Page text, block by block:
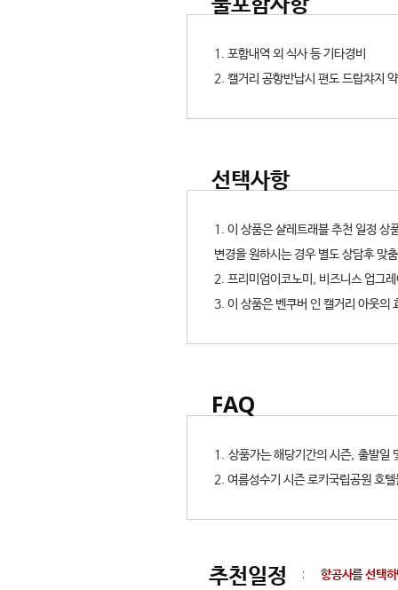
1. 포함내역 외 식사 등 기타경비
2. 캘거리 공항반납시 편도 드랍챠지
선택사항
1. 이 상품은 샬레트래블 추천 일정 상
변경을 원하시는 경우 별도 상담후 맞
2. 프리미엄이코노미, 비즈니스 업그
3. 이 상품은 벤쿠버 인 캘거리 아웃의
FAQ
1. 상품가는 해당기간의 시즌, 출발일
2. 여름성수기 시즌 로키국립공원 호
추천일정 : 항공사를 선택